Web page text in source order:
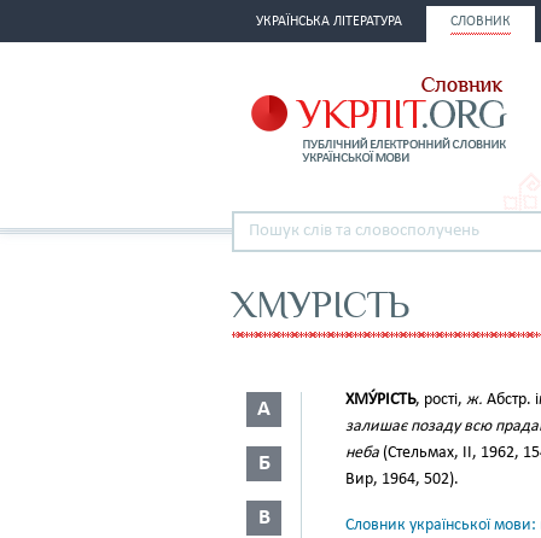
УКРАЇНСЬКА ЛІТЕРАТУРА СЛОВНИК
ХМУРІСТЬ
А
Б
В
ХМУ́РІСТЬ, рості, ж. Абстр.
залишає позаду всю
неба (Стельмах, II, 1962,
Вир, 1964, 502).
Словник української